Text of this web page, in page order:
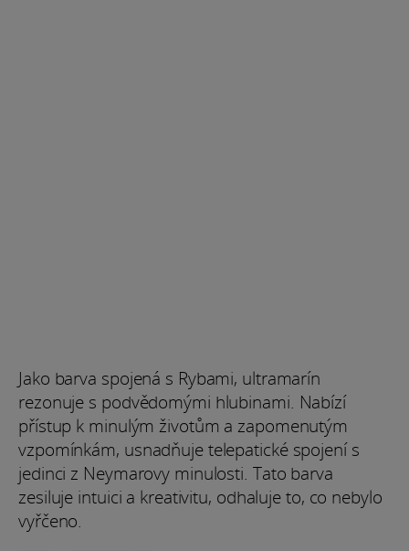
Jako barva spojená s Rybami, ultramarín
rezonuje s podvědomými hlubinami. Nabízí
přístup k minulým životům a zapomenutým
vzpomínkám, usnadňuje telepatické spojení s
jedinci z Neymarovy minulosti. Tato barva
zesiluje intuici a kreativitu, odhaluje to, co nebylo
vyřčeno.